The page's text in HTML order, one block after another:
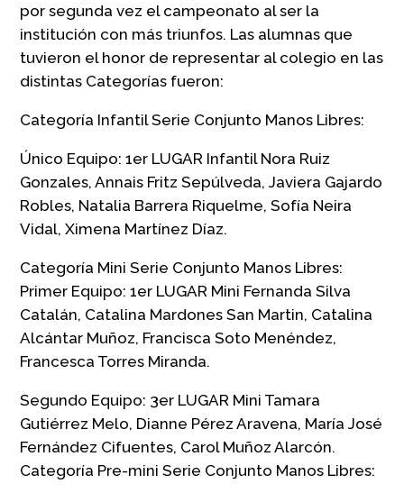
por segunda vez el campeonato al ser la
institución con más triunfos. Las alumnas que
tuvieron el honor de representar al colegio en las
distintas Categorías fueron:
Categoría Infantil Serie Conjunto Manos Libres:
Único Equipo: 1er LUGAR Infantil Nora Ruiz
Gonzales, Annais Fritz Sepúlveda, Javiera Gajardo
Robles, Natalia Barrera Riquelme, Sofía Neira
Vidal, Ximena Martínez Díaz.
Categoría Mini Serie Conjunto Manos Libres:
Primer Equipo: 1er LUGAR Mini Fernanda Silva
Catalán, Catalina Mardones San Martin, Catalina
Alcántar Muñoz, Francisca Soto Menéndez,
Francesca Torres Miranda.
Segundo Equipo: 3er LUGAR Mini Tamara
Gutiérrez Melo, Dianne Pérez Aravena, María José
Fernández Cifuentes, Carol Muñoz Alarcón.
Categoría Pre-mini Serie Conjunto Manos Libres: